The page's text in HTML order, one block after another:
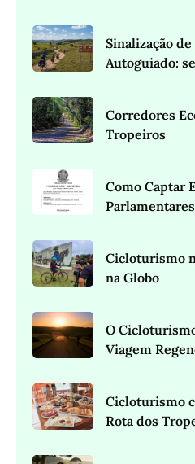
Sinalização
Autoguiado:
Corredores
Tropeiros
Como Captar
Cicloturismo
na Globo
O
Viagem
Cicloturismo
Rota dos